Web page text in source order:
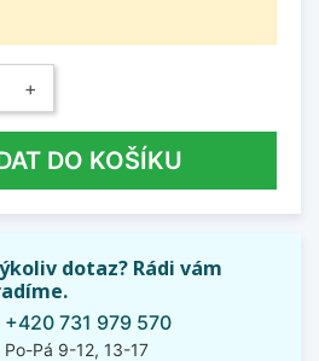
+
DO KOŠÍKU
dotaz? Rádi vám
+420 731 979 570
Po-Pá 9-12, 13-17